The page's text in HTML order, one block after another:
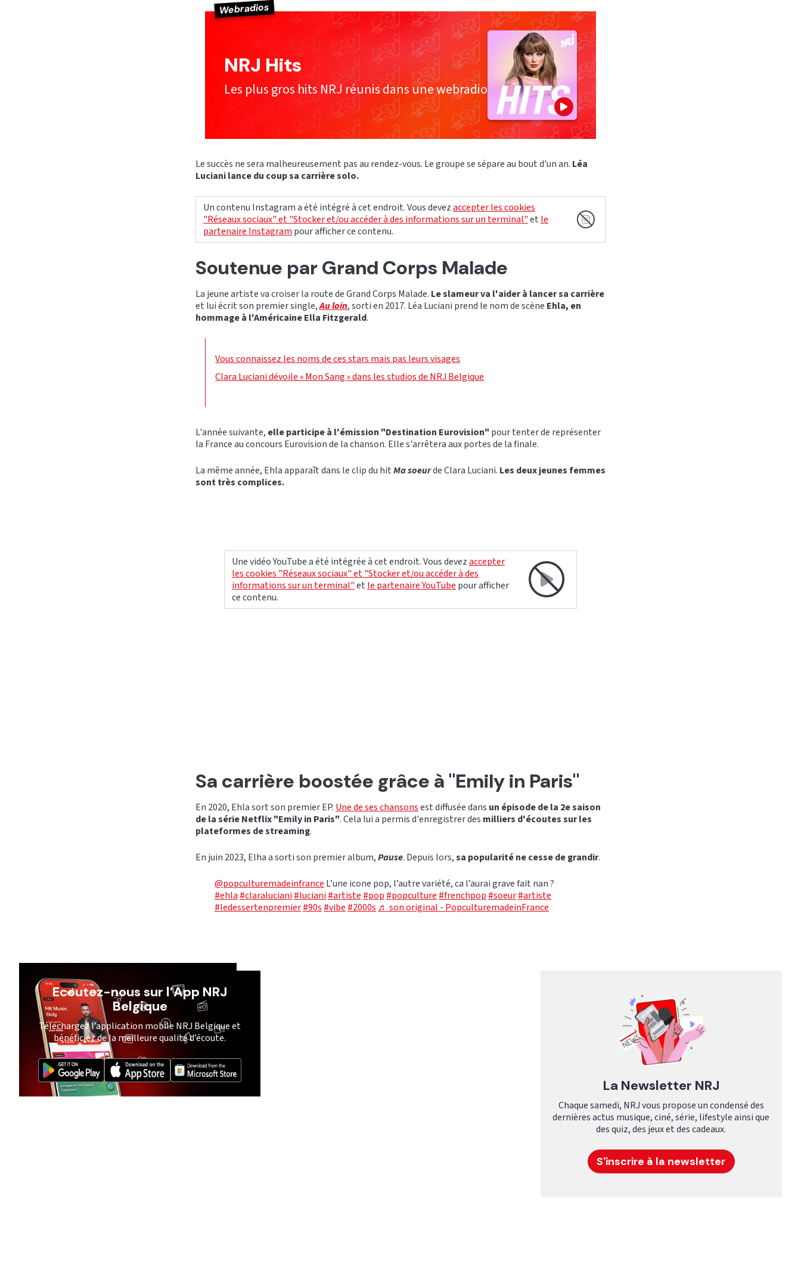
Webradios
NRJ Hits
Les plus gros hits NRJ réunis dans une webradio
Le succès ne sera malheureusement pas au rendez-vous. Le groupe se sépare au bout d'un an. Léa
Luciani lance du coup sa carrière solo.
Un contenu Instagram a été intégré à cet endroit. Vous devezaccepter les cookies
"Réseaux sociaux" et "Stocker et/ou accéder à des informations sur un terminal"et le
partenaire Instagram pour afficher ce contenu.
Soutenue par Grand Corps Malade
La jeune artiste va croiser la route de Grand Corps Malade. Le slameur va l'aider à lancer sa carrière
et lui écrit son premier single,Au loin, sorti en 2017. Léa Luciani prend le nom de scène Ehla, en
hommage à l'Américaine Ella Fitzgerald.
Vous connaissez les noms de ces stars mais pas leurs visages
Clara Luciani dévoile « Mon Sang » dans les studios de NRJ Belgique
L'année suivante, elle participe à l'émission "Destination Eurovision" pour tenter de représenter
la France au concours Eurovision de la chanson. Elle s'arrêtera aux portes de la finale.
La même année, Ehla apparaît dans le clip du hitMa soeurde Clara Luciani. Les deux jeunes femmes
sont très complices.
Une vidéo YouTube a été intégrée à cet endroit. Vous devezaccepter
les cookies "Réseaux sociaux" et "Stocker et/ou accéder à des
informations sur un terminal"et le partenaire YouTube pour afficher
ce contenu.
Sa carrière boostée grâce à "Emily in Paris"
En 2020, Ehla sort son premier EP.Une de ses chansonsest diffusée dans un épisode de la 2e saison
de la série Netflix "Emily in Paris". Cela lui a permis d'enregistrer des milliers d'écoutes sur les
plateformes de streaming.
En juin 2023, Elha a sorti son premier album,Pause. Depuis lors,sa popularité ne cesse de grandir.
@popculturemadeinfranceL’une icone pop, l’autre variété, ca l’aurai grave fait nan ?
#ehla#claraluciani#luciani#artiste#pop#popculture#frenchpop#soeur#artiste
#ledessertenpremier#90s#vibe#2000s♬ son original - PopculturemadeinFrance
Ecoutez-nous sur l’App NRJ
Belgique
Téléchargez l’application mobile NRJ Belgique et
bénéficiez de la meilleure qualité d’écoute.
La Newsletter NRJ
Chaque samedi, NRJ vous propose un condensé des
dernières actus musique, ciné, série, lifestyle ainsi que
des quiz, des jeux et des cadeaux.
S'inscrire à la newsletter